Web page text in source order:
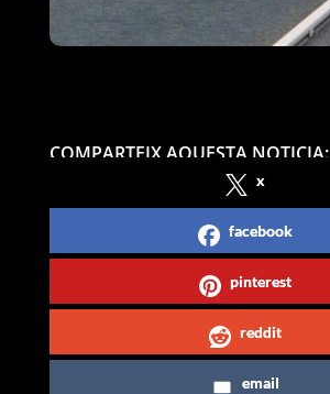
COMPARTEIX AQUESTA NOTICIA:
x
facebook
pinterest
reddit
email